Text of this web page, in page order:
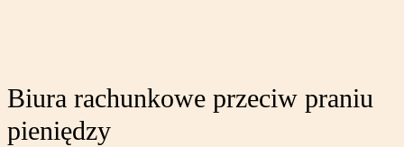
Biura rachunkowe przeciw praniu
pieniędzy